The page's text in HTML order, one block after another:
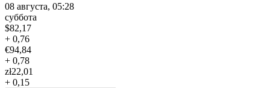
08 августа, 05:28
суббота
$82,17
+ 0,76
€94,84
+ 0,78
zł22,01
+ 0,15